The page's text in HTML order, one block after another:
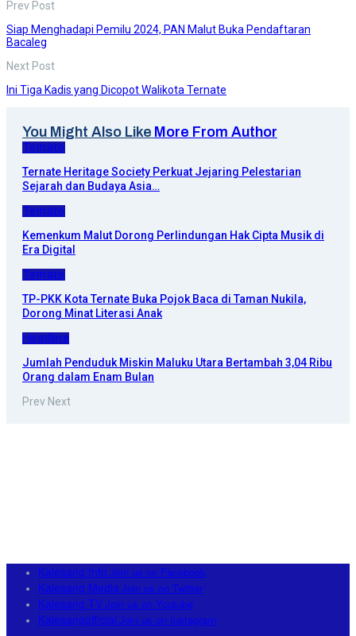
Prev Post
Siap Menghadapi Pemilu 2024, PAN Malut Buka Pendaftaran
Bacaleg
Next Post
Ini Tiga Kadis yang Dicopot Walikota Ternate
You Might Also Like More From Author
Ternate
Ternate Heritage Society Perkuat Jejaring Pelestarian
Sejarah dan Budaya Asia…
Ternate
Kemenkum Malut Dorong Perlindungan Hak Cipta Musik di
Era Digital
Ternate
TP-PKK Kota Ternate Buka Pojok Baca di Taman Nukila,
Dorong Minat Literasi Anak
Headline
Jumlah Penduduk Miskin Maluku Utara Bertambah 3,04 Ribu
Orang dalam Enam Bulan
Prev Next
Kalesang Info Join us on Facebook
Kalesang Media Join us on Twitter
Kalesang TVJoin us on Youtube
Kalesangofficial Join us on Instagram